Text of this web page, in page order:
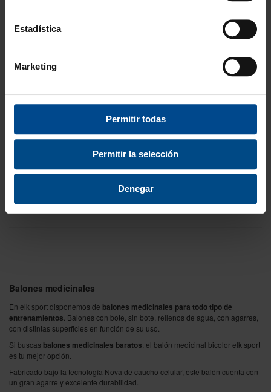
Estadística
Marketing
Permitir todas
Permitir la selección
Denegar
BALÓN MEDICINAL
16,93 €
BALÓN MEDICINAL
14,51 €
Balones medicinales
En elk sport disponemos de balones medicinales para todo tipo de
entrenamientos . Balones con bote, sin bote, rellenos de agua, con agarres,
con distintas superficies en función de su uso.
Si buscas balones medicinales baratos , el balón medicinal bicolor elk sport
es tu mejor opción.
Fabricado bajo la tecnología Nova de caucho celular, este balón cuenta con
un gran agarre y excelente durabilidad.